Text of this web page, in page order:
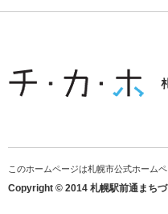
このホームページは札幌市公式ホーム
Copyright © 2014 札幌駅前通まち